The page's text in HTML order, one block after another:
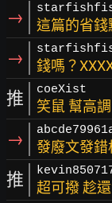
→ 這篇的省錢
→ 錢嗎？
推 coeXist
笑鼠 幫高調
→ 發廢文發
推 超可撥 趁